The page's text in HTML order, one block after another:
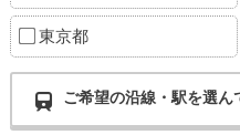
東京都
ご希望の沿線・駅を選ん